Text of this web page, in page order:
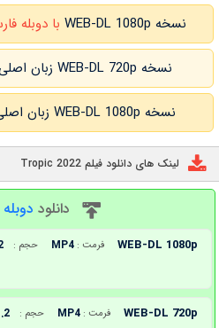
نسخه WEB-DL 1080p با دوبله
نسخه WEB-DL 720p زبان اصلی
نسخه WEB-DL 1080p زبان اصلی
لینک های دانلود فیلم Tropic 2022
دانلود
WEB-DL 1080p فرمت : MP4 حجم :
WEB-DL 720p فرمت : MP4 حجم : 1.2